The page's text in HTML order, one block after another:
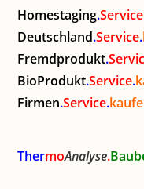
Homestaging.Service
Deutschland.Service.
Fremdprodukt.
BioProdukt.Service.
Firmen.Service.
ThermoAnalyse.